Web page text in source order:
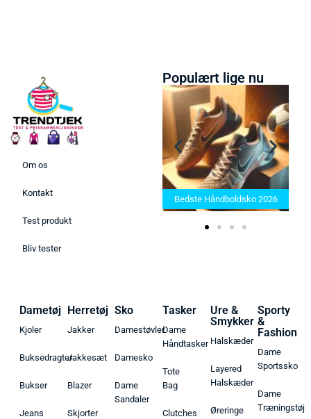
Om os
Kontakt
Test produkt
Bliv tester
Populært lige nu
Bedste Saunatæppe 2025 –
Find de bedste produkter her!
Bedste Håndboldsko 2026
Dametøj
Kjoler
Buksedragter
Bukser
Jeans
Herretøj
Jakker
Jakkesæt
Blazer
Skjorter
Sko
Damestøvler
Damesko
Dame
Sandaler
Tasker
Dame
Håndtasker
Tote
Bag
Clutches
Ure &
Smykker
Halskæder
Layered
Halskæder
Øreringe
Sporty
&
Fashion
Dame
Sportssko
Dame
Træningstøj